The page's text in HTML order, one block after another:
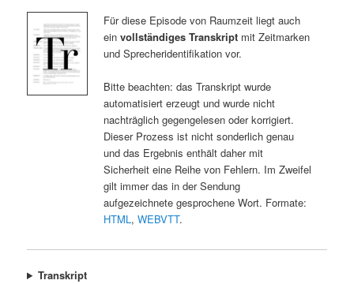
Für diese Episode von Raumzeit liegt auch
ein vollständiges Transkriptmit Zeitmarken
und Sprecheridentifikation vor.
Bitte beachten: das Transkript wurde
automatisiert erzeugt und wurde nicht
nachträglich gegengelesen oder korrigiert.
Dieser Prozess ist nicht sonderlich genau
und das Ergebnis enthält daher mit
Sicherheit eine Reihe von Fehlern. Im Zweifel
gilt immer das in der Sendung
aufgezeichnete gesprochene Wort. Formate:
HTML, WEBVTT.
Transkript